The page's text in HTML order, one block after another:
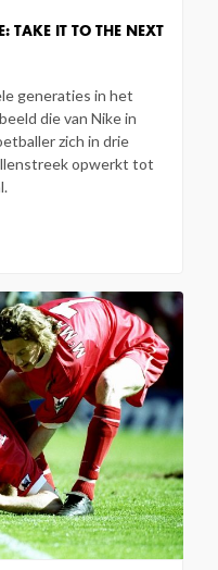
TAKE IT TO THE NEXT
generaties in het
die van Nike in
zich in drie
opwerkt tot